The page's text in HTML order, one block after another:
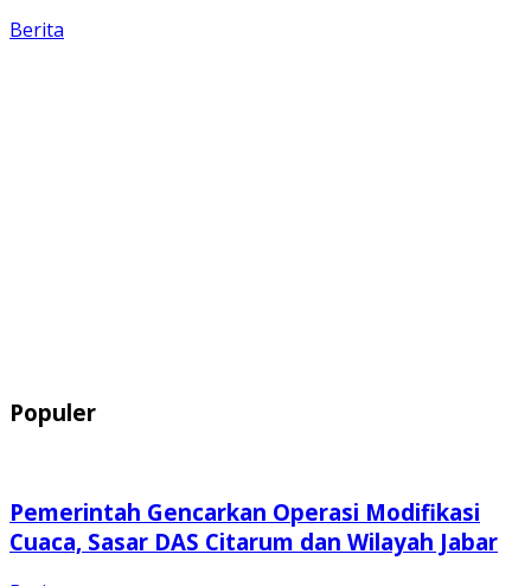
Berita
Populer
Pemerintah Gencarkan Operasi Modifikasi
Cuaca, Sasar DAS Citarum dan Wilayah Jabar